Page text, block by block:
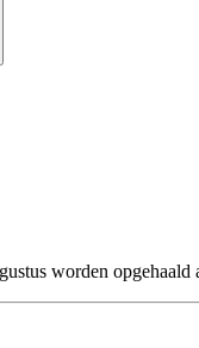
worden